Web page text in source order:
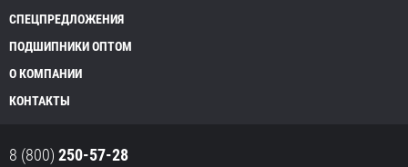
СПЕЦПРЕДЛОЖЕНИЯ
ПОДШИПНИКИ ОПТОМ
О КОМПАНИИ
КОНТАКТЫ
8 (800) 250-57-28